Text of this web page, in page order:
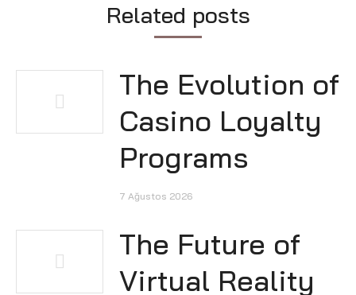
Related posts
The Evolution of
Casino Loyalty
Programs
7 Ağustos 2026
The Future of
Virtual Reality